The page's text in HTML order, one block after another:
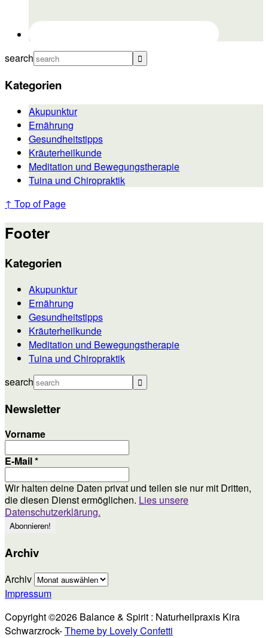
search
Kategorien
Akupunktur
Ernährung
Gesundheitstipps
Kräuterheilkunde
Meditation und Bewegungstherapie
Tuina und Chiropraktik
↑ Top of Page
Footer
Kategorien
Akupunktur
Ernährung
Gesundheitstipps
Kräuterheilkunde
Meditation und Bewegungstherapie
Tuina und Chiropraktik
search
Newsletter
Vorname
E-Mail*
Wir halten deine Daten privat und teilen sie nur mit Dritten,
die diesen Dienst ermöglichen. Lies unsere
Datenschutzerklärung.
Archiv
Archiv
Impressum
Copyright ©2026 Balance & Spirit : Naturheilpraxis Kira
Schwarzrock-Theme by Lovely Confetti